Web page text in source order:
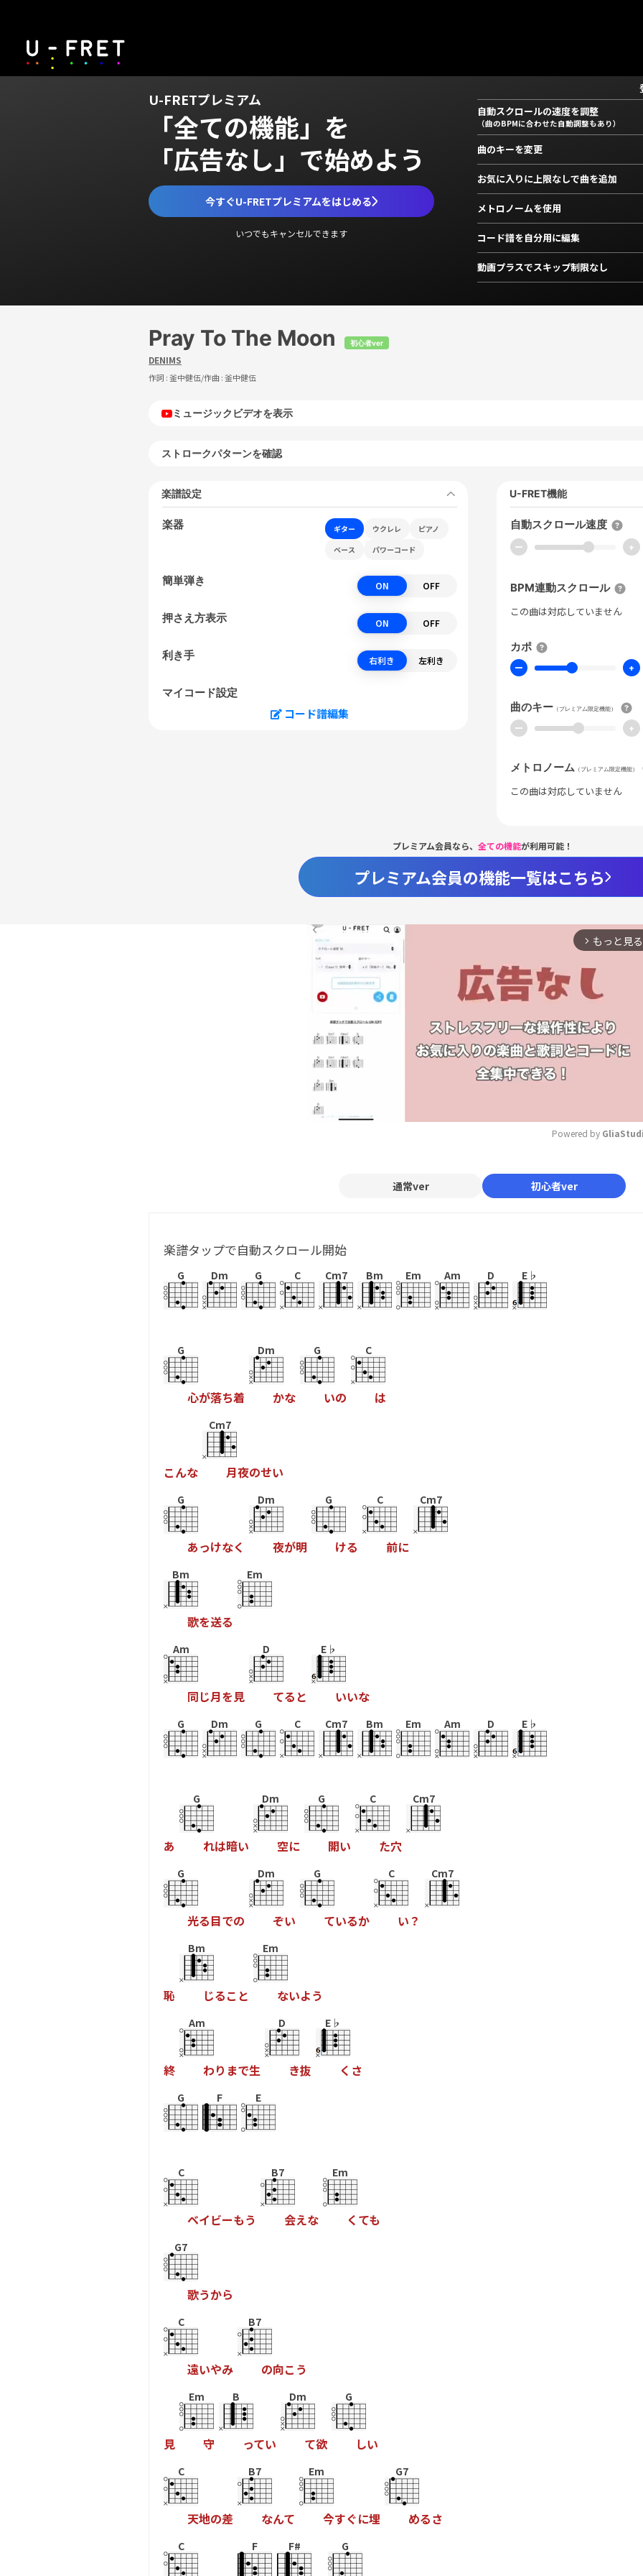
U-FRETプレミアム
「全ての機能」を
「広告なし」で始めよう
今すぐU-FRETプレミアムをはじめる
いつでもキャンセルできます
自動スクロールの速度を調整
（曲のBPMに合わせた自動調整もあり）
曲のキーを変更
お気に入りに上限なしで曲を追加
メトロノームを使用
コード譜を自分用に編集
動画プラスでスキップ制限なし
Pray To The Moon 初心者ver
DENIMS
作詞 :釜中健伍/作曲 :釜中健伍
ミュージックビデオを表示
ストロークパターンを確認
楽譜設定
楽器 ギター ウクレレ
ピアノ
ベース
パワーコード
簡単弾き ON OFF
押さえ方表示 ON OFF
利き手 右利き 左利き
マイコード設定
コード譜編集
U-FRET機能
自動スクロール速度
ー +
BPM連動スクロール
この曲は対応していません
カポ
ー +
曲のキー （プレミアム限定機能）
ー +
メトロノーム （プレミアム限定機能）
この曲は対応していません
プレミアム会員なら、 全ての機能が利用可能！
プレミアム会員の機能一覧はこちら
arrow_forward_ios もっと見る
Mute
Powered by
通常ver 初心者ver
楽譜タップで自動スクロール開始
G Dm G C Cm7 Bm Em Am D E♭
G
心が落ち着
Dm
かな
G
いの
C
は
こんな
Cm7
月夜のせい
G
あっけなく
Dm
夜が明
G
ける
C
前に
Cm7
Bm
歌を送る
Em
Am
同じ月を見
D
てる と
E♭
いいな
G Dm G C Cm7 Bm Em Am D E♭
あ
G
れは暗い
Dm
空に
G
開い
C
た穴
Cm7
G
光る目での
Dm
ぞい
G
ているか
C
い ？
Cm7
恥
Bm
じるこ と
Em
ないよう
終
Am
わり まで生
D
き抜
E♭
く さ
G F E
C
ベイビーもう
B7
会えな
Em
く ても
G7
歌うから
C
遠いやみ
B7
の向こ う
見
Em
守
B
ってい
Dm
て欲
G
しい
C
天地の差
B7
なんて
Em
今すぐに埋
G7
めるさ
C F F# G